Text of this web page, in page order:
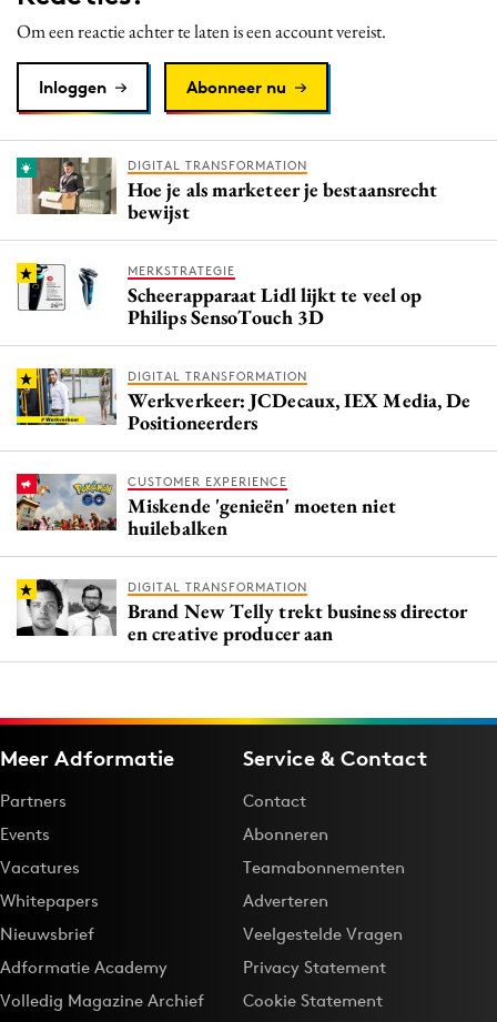
Media
Merkstrategie
Purpose Marketing
Reputatie & crisis
Om een reactie achter te laten is een account vereist.
Inloggen Abonneer nu
DIGITAL TRANSFORMATION
Hoe je als marketeer je bestaansrecht
bewijst
MERKSTRATEGIE
Scheerapparaat Lidl lijkt te veel op
Philips SensoTouch 3D
DIGITAL TRANSFORMATION
Werkverkeer: JCDecaux, IEX Media, De
Positioneerders
CUSTOMER EXPERIENCE
Miskende 'genieën' moeten niet
huilebalken
DIGITAL TRANSFORMATION
Brand New Telly trekt business director
en creative producer aan
Meer Adformatie
Partners
Events
Vacatures
Whitepapers
Nieuwsbrief
Adformatie Academy
Volledig Magazine Archief
Service & Contact
Contact
Abonneren
Teamabonnementen
Adverteren
Veelgestelde Vragen
Privacy Statement
Cookie Statement